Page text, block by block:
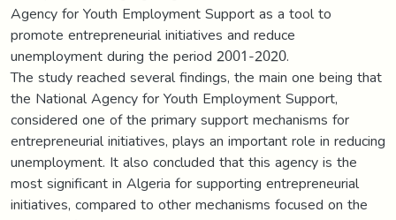
Agency for Youth Employment Support as a tool to
promote entrepreneurial initiatives and reduce
unemployment during the period 2001-2020.
The study reached several findings, the main one being that
the National Agency for Youth Employment Support,
considered one of the primary support mechanisms for
entrepreneurial initiatives, plays an important role in reducing
unemployment. It also concluded that this agency is the
most significant in Algeria for supporting entrepreneurial
initiatives, compared to other mechanisms focused on the